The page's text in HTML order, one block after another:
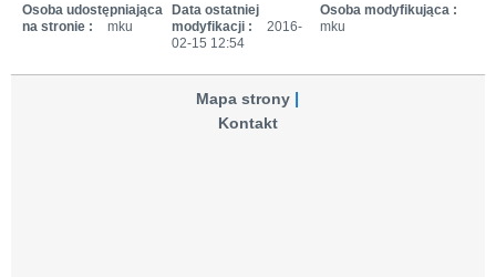
Osoba udostępniająca
na stronie :
mku
Data ostatniej
modyfikacji :
2016-
02-15 12:54
Osoba modyfikująca :
mku
Mapa strony
Kontakt